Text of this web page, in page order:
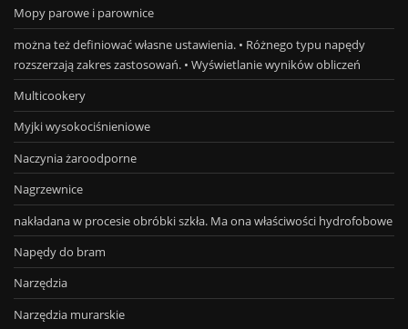
Mopy parowe i parownice
można też definiować własne ustawienia. • Różnego typu napędy
rozszerzają zakres zastosowań. • Wyświetlanie wyników obliczeń
Multicookery
Myjki wysokociśnieniowe
Naczynia żaroodporne
Nagrzewnice
nakładana w procesie obróbki szkła. Ma ona właściwości hydrofobowe
Napędy do bram
Narzędzia
Narzędzia murarskie